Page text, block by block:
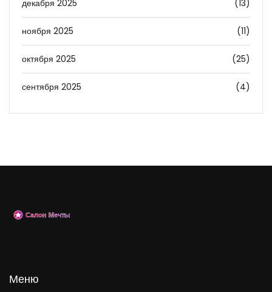
декабря 2025 (13)
ноября 2025 (11)
октября 2025 (25)
сентября 2025 (4)
Меню